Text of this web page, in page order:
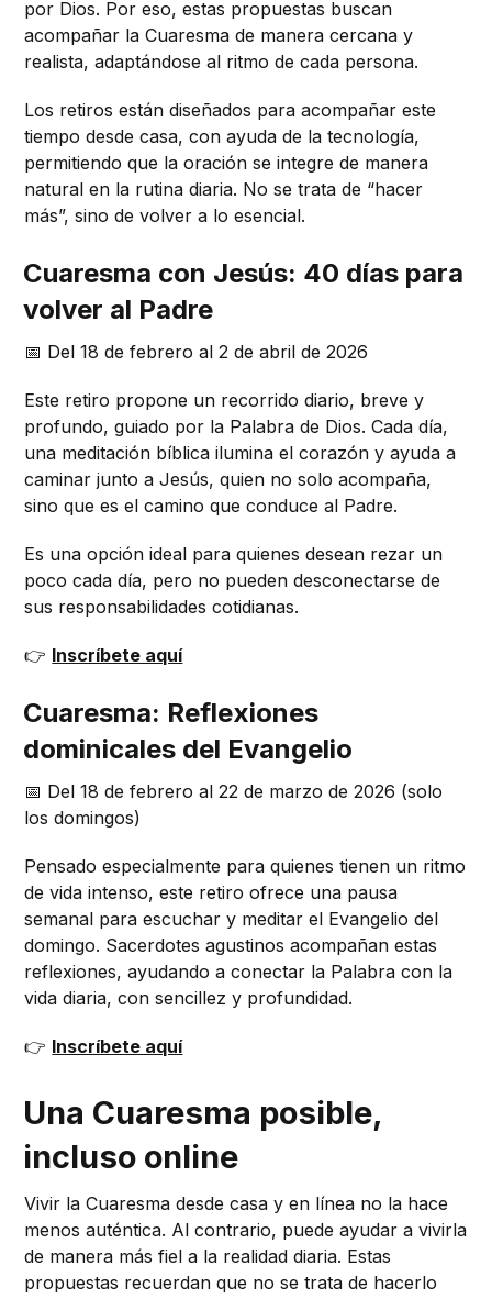
por Dios. Por eso, estas propuestas buscan
acompañar la Cuaresma de manera cercana y
realista, adaptándose al ritmo de cada persona.
Los retiros están diseñados para acompañar este
tiempo desde casa, con ayuda de la tecnología,
permitiendo que la oración se integre de manera
natural en la rutina diaria. No se trata de “hacer
más”, sino de volver a lo esencial.
Cuaresma con Jesús: 40 días para
volver al Padre
📅 Del 18 de febrero al 2 de abril de 2026
Este retiro propone un recorrido diario, breve y
profundo, guiado por la Palabra de Dios. Cada día,
una meditación bíblica ilumina el corazón y ayuda a
caminar junto a Jesús, quien no solo acompaña,
sino que es el camino que conduce al Padre.
Es una opción ideal para quienes desean rezar un
poco cada día, pero no pueden desconectarse de
sus responsabilidades cotidianas.
👉 Inscríbete aquí
Cuaresma: Reflexiones
dominicales del Evangelio
📅 Del 18 de febrero al 22 de marzo de 2026 (solo
los domingos)
Pensado especialmente para quienes tienen un ritmo
de vida intenso, este retiro ofrece una pausa
semanal para escuchar y meditar el Evangelio del
domingo. Sacerdotes agustinos acompañan estas
reflexiones, ayudando a conectar la Palabra con la
vida diaria, con sencillez y profundidad.
👉 Inscríbete aquí
Una Cuaresma posible,
incluso online
Vivir la Cuaresma desde casa y en línea no la hace
menos auténtica. Al contrario, puede ayudar a vivirla
de manera más fiel a la realidad diaria. Estas
propuestas recuerdan que no se trata de hacerlo